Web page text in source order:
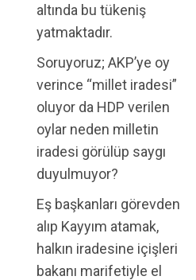
altında bu tükeniş
yatmaktadır.
Soruyoruz; AKP’ye oy
verince “millet iradesi”
oluyor da HDP verilen
oylar neden milletin
iradesi görülüp saygı
duyulmuyor?
Eş başkanları görevden
alıp Kayyım atamak,
halkın iradesine içişleri
bakanı marifetiyle el